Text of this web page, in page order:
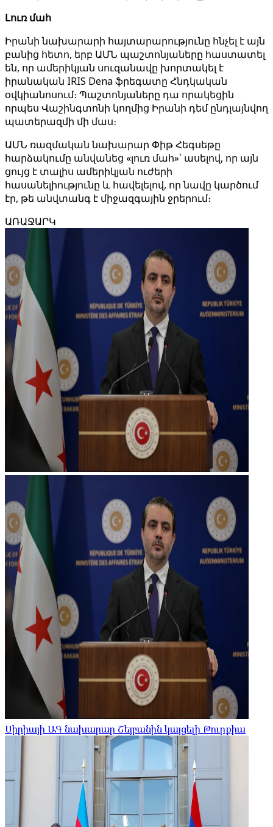
Լուռ մահ
Իրանի նախարարի հայտարարությունը հնչել է այն
բանից հետո, երբ ԱՄՆ պաշտոնյաները հաստատել
են, որ ամերիկյան սուզանավը խորտակել է
իրանական IRIS Dena ֆրեգատը Հնդկական
օվկիանոսում։ Պաշտոնյաները դա որակեցին
որպես Վաշինգտոնի կողմից Իրանի դեմ ընդլայնվող
պատերազմի մի մաս։
ԱՄՆ ռազմական նախարար Փիթ Հեգսեթը
հարձակումը անվանեց «լուռ մահ»՝ ասելով, որ այն
ցույց է տալիս ամերիկյան ուժերի
հասանելիությունը և հավելելով, որ նավը կարծում
էր, թե անվտանգ է միջազգային ջրերում։
ԱՌԱՋԱՐԿ
Սիրիայի ԱԳ նախարար Շեյբանին կայցելի Թուրքիա